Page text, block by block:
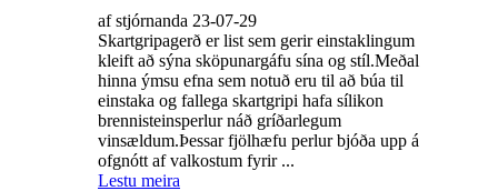
af stjórnanda 23-07-29
Skartgripagerð er list sem gerir einstaklingum
kleift að sýna sköpunargáfu sína og stíl.Meðal
hinna ýmsu efna sem notuð eru til að búa til
einstaka og fallega skartgripi hafa sílikon
brennisteinsperlur náð gríðarlegum
vinsældum.Þessar fjölhæfu perlur bjóða upp á
ofgnótt af valkostum fyrir ...
Lestu meira